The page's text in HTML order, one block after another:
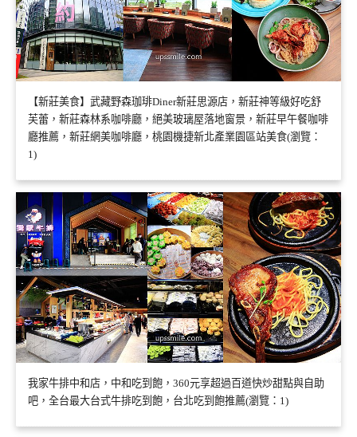
【新莊美食】武藏野森珈琲Diner新莊思源店，新莊神等級好吃舒
芙蕾，新莊森林系咖啡廳，絕美玻璃屋落地窗景，新莊早午餐咖啡
廳推薦，新莊網美咖啡廳，桃園機捷新北產業園區站美食(瀏覽：
1)
我家牛排中和店，中和吃到飽，360元享超過百道快炒甜點與自助
吧，全台最大台式牛排吃到飽，台北吃到飽推薦(瀏覽：1)